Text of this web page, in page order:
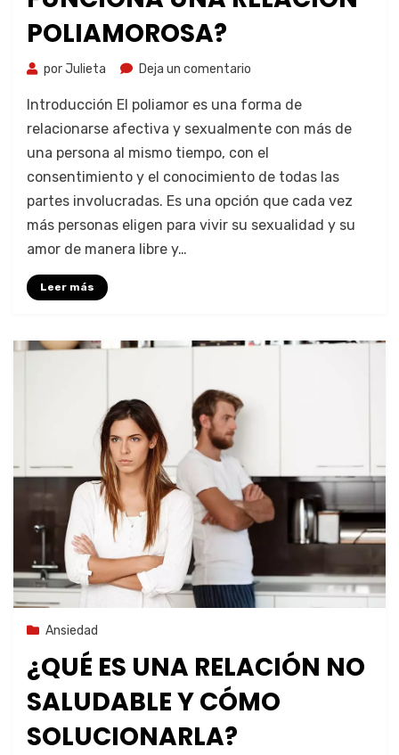
POLIAMOROSA?
porJulieta Deja un comentario
Introducción El poliamor es una forma de
relacionarse afectiva y sexualmente con más de
una persona al mismo tiempo, con el
consentimiento y el conocimiento de todas las
partes involucradas. Es una opción que cada vez
más personas eligen para vivir su sexualidad y su
amor de manera libre y…
Leer más
2 de noviembre de 2023
Ansiedad
¿QUÉ ES UNA RELACIÓN NO
SALUDABLE Y CÓMO
SOLUCIONARLA?